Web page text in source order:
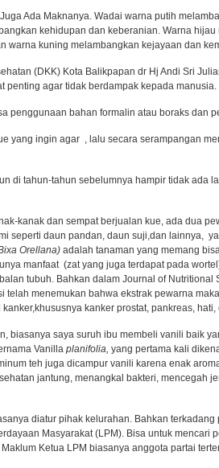
Ada Maknanya. Wadai warna putih
kehidupan dan keberanian. Warna
warna kuning melambangkan kejayaan dan
(DKK) Kota Balikpapan dr Hj Andi Sri
penting agar tidak berdampak kepada manusia.
penggunaan bahan formalin atau boraks dan
yang ingin agar , lalu secara serampangan
di tahun-tahun sebelumnya hampir tidak ada
kanak dan sempat berjualan kue, ada dua
seperti daun pandan, daun suji,dan lainnya,
Orellana) adalah tanaman yang memang
manfaat (zat yang juga terdapat pada
tubuh. Bahkan dalam Journal of Nutritional
telah menemukan bahwa ekstrak pewarna
kanker prostat, pankreas, hati,
biasanya saya suruh ibu membeli vanili baik
Vanilla planifolia, yang pertama kali
teh juga dicampur vanili karena enak
jantung, menangkal bakteri, mencegah
diatur pihak kelurahan. Bahkan
Masyarakat (LPM). Bisa untuk mencari
Ketua LPM biasanya anggota partai